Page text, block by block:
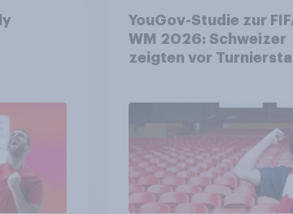
YouGov-Studie zur
WM 2026: Schweizer
zeigten vor